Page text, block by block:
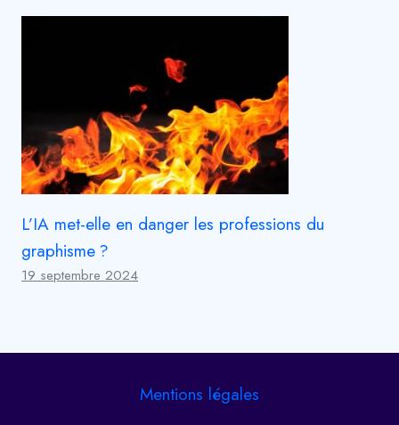
L’IA met-elle en danger les professions du
graphisme ?
19 septembre 2024
Mentions légales